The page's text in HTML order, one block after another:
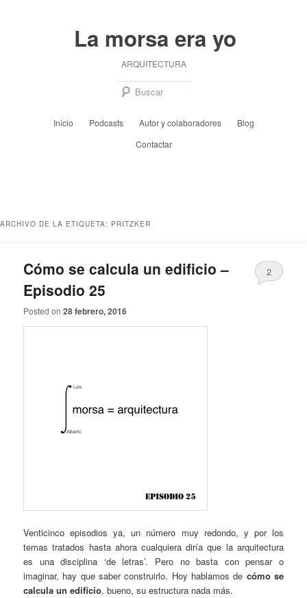
La morsa era yo
ARQUITECTURA
Inicio Podcasts Autor y colaboradores
Blog
Contactar
ARCHIVO DE LA ETIQUETA: PRITZKER
Cómo se calcula un edificio –
Episodio 25
Posted on28 febrero, 2016
2
Venticinco episodios ya, un número muy redondo, y por los
temas tratados hasta ahora cualquiera diría que la arquitectura
es una disciplina ‘de letras’. Pero no basta con pensar o
imaginar, hay que saber construirlo. Hoy hablamos de cómo se
calcula un edificio, bueno, su estructura nada más.